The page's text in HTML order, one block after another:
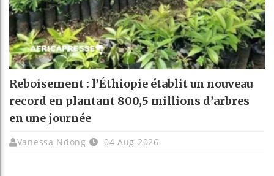
Reboisement : l’Éthiopie établit un nouveau
record en plantant 800,5 millions d’arbres
en une journée
Vanessa Ndong 04 Aug 2026